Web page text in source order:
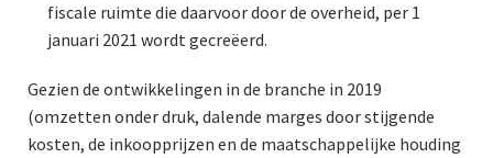
fiscale ruimte die daarvoor door de overheid, per 1
januari 2021 wordt gecreëerd.
Gezien de ontwikkelingen in de branche in 2019
(omzetten onder druk, dalende marges door stijgende
kosten, de inkoopprijzen en de maatschappelijke houding